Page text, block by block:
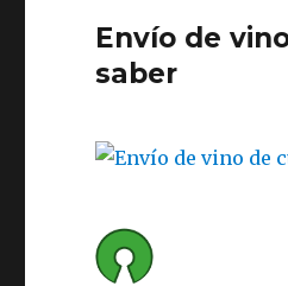
Envío de
saber